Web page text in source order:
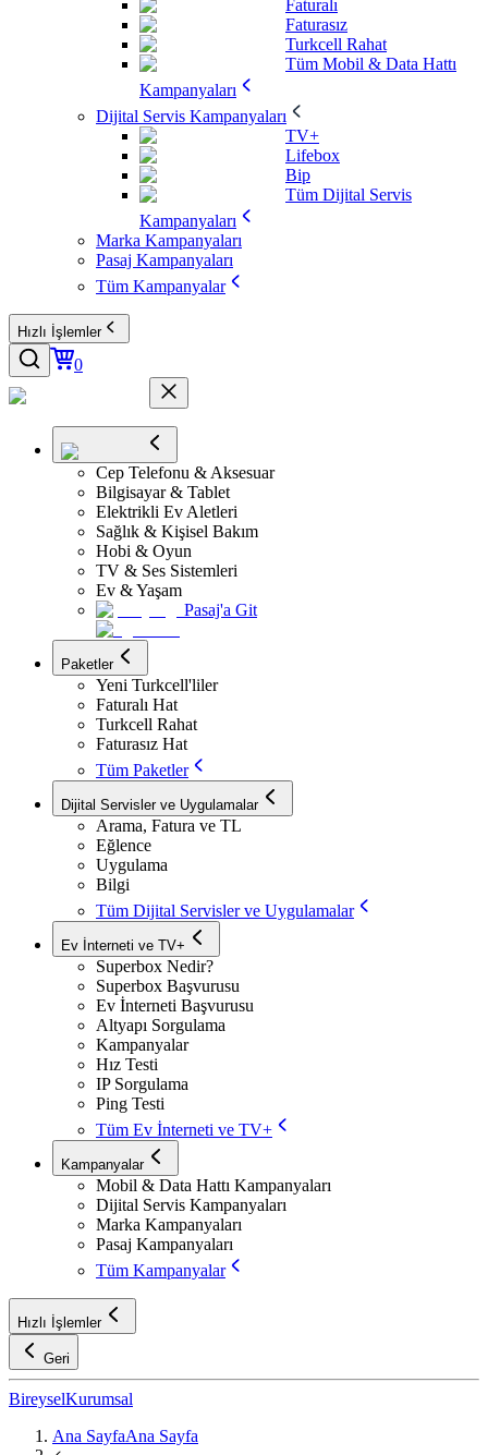
Faturalı
Faturasız
Turkcell Rahat
Tüm Mobil & Data Hattı
Kampanyaları
Dijital Servis Kampanyaları
TV+
Lifebox
Bip
Tüm Dijital Servis
Kampanyaları
Marka Kampanyaları
Pasaj Kampanyaları
Tüm Kampanyalar
Hızlı İşlemler
0
Cep Telefonu & Aksesuar
Bilgisayar & Tablet
Elektrikli Ev Aletleri
Sağlık & Kişisel Bakım
Hobi & Oyun
TV & Ses Sistemleri
Ev & Yaşam
Pasaj'a Git
Paketler
Yeni Turkcell'liler
Faturalı Hat
Turkcell Rahat
Faturasız Hat
Tüm Paketler
Dijital Servisler ve Uygulamalar
Arama, Fatura ve TL
Eğlence
Uygulama
Bilgi
Tüm Dijital Servisler ve Uygulamalar
Ev İnterneti ve TV+
Superbox Nedir?
Superbox Başvurusu
Ev İnterneti Başvurusu
Altyapı Sorgulama
Kampanyalar
Hız Testi
IP Sorgulama
Ping Testi
Tüm Ev İnterneti ve TV+
Kampanyalar
Mobil & Data Hattı Kampanyaları
Dijital Servis Kampanyaları
Marka Kampanyaları
Pasaj Kampanyaları
Tüm Kampanyalar
Hızlı İşlemler
Geri
BireyselKurumsal
Ana SayfaAna Sayfa